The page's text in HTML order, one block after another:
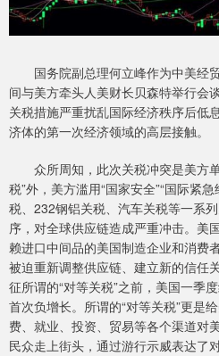
国务院副总理何立峰作为中美经
间与美方牵头人美财长贝森特举行会
关税措施严重扰乱国际经济秩序后低
济体的第一次经济领域的高层接触。
众所周知，此次关税冲突是美方
税”外，美方滥用“国家安全”“国际紧
税、232钢铝关税、汽车关税等一系
序，对全球供应链造成严重冲击。美
赖进口中间品的美国制造企业和消费
被迫重新调整供应链、建立新的信任
征所谓的“对等关税”之前，美国一季
首次负增长。所谓的“对等关税”更是
费、就业、投资、贸易等各个渠道对
民众走上街头，通过游行示威表达了